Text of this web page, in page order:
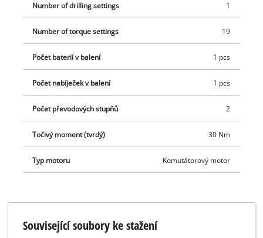
Number of drilling settings 1
Number of torque settings 19
Počet baterií v balení 1 pcs
Počet nabíječek v balení 1 pcs
Počet převodových stupňů 2
Točivý moment (tvrdý) 30 Nm
Typ motoru Komutátorový motor
Související soubory ke stažení